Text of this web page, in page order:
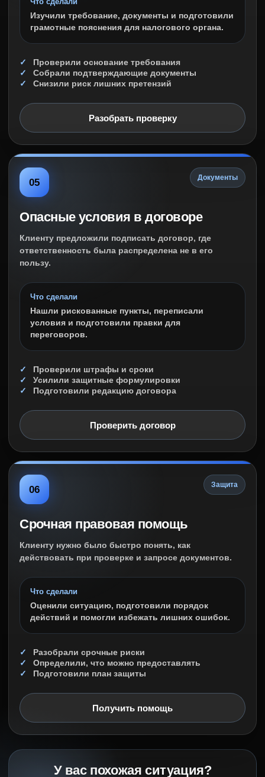
Изучили требование, документы и подготовили
грамотные пояснения для налогового органа.
Проверили основание требования
Собрали подтверждающие документы
Снизили риск лишних претензий
Разобрать проверку
05 Документы
Опасные условия в договоре
Клиенту предложили подписать договор, где
ответственность была распределена не в его
пользу.
Что сделали
Нашли рискованные пункты, переписали
условия и подготовили правки для
переговоров.
Проверили штрафы и сроки
Усилили защитные формулировки
Подготовили редакцию договора
Проверить договор
06 Защита
Срочная правовая помощь
Клиенту нужно было быстро понять, как
действовать при проверке и запросе документов.
Что сделали
Оценили ситуацию, подготовили порядок
действий и помогли избежать лишних ошибок.
Разобрали срочные риски
Определили, что можно предоставлять
Подготовили план защиты
Получить помощь
У вас похожая ситуация?